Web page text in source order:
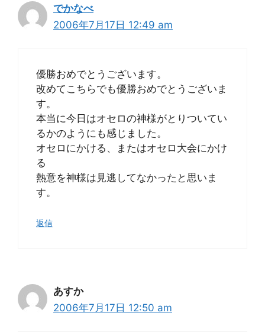
でかなべ
2006年7月17日 12:49 am
優勝おめでとうございます。
改めてこちらでも優勝おめでとうございま
す。
本当に今日はオセロの神様がとりついてい
るかのようにも感じました。
オセロにかける、またはオセロ大会にかけ
る
熱意を神様は見逃してなかったと思いま
す。
返信
あすか
2006年7月17日 12:50 am